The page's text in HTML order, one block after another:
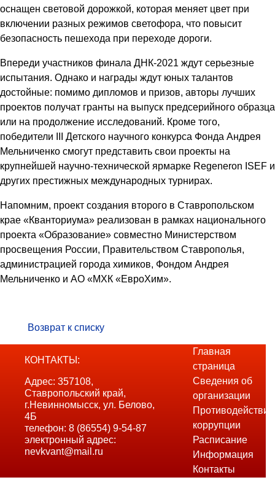
оснащен световой дорожкой, которая меняет цвет при
включении разных режимов светофора, что повысит
безопасность пешехода при переходе дороги.
Впереди участников финала ДНК-2021 ждут серьезные
испытания. Однако и награды ждут юных талантов
достойные: помимо дипломов и призов, авторы лучших
проектов получат гранты на выпуск предсерийного образца
или на продолжение исследований. Кроме того,
победители III Детского научного конкурса Фонда Андрея
Мельниченко смогут представить свои проекты на
крупнейшей научно-технической ярмарке Regeneron ISEF и
других престижных международных турнирах.
Напомним, проект создания второго в Ставропольском
крае «Кванториума» реализован в рамках национального
проекта «Образование» совместно Министерством
просвещения России, Правительством Ставрополья,
администрацией города химиков, Фондом Андрея
Мельниченко и АО «МХК «ЕвроХим».
Возврат к списку
КОНТАКТЫ:
Адрес: 357108,
Ставропольский край,
г.Невинномысск, ул. Белово,
4Б
телефон: 8 (86554) 9-54-87
электронный адрес:
nevkvant@mail.ru
Главная
страница
Сведения об
организации
Противодействие
коррупции
Расписание
Информация
Контакты